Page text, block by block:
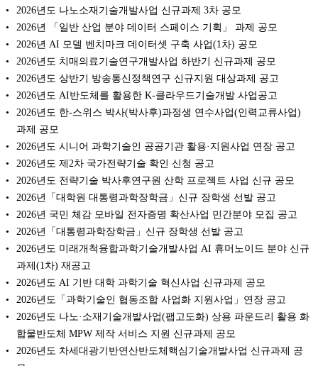
2026년도 나노소재기술개발사업 신규과제 3차 공모
2026년 「일반 산업 분야 데이터 스페이스 기획」 과제 공모
2026년 AI 모델 벤치마크 데이터셋 구축 사업(1차) 공모
2026년도 치매의료기술연구개발사업 하반기 신규과제 공모
2026년도 상반기 방송통신정책연구 신규지원 대상과제 공고
2026년도 AI반도체를 활용한 K-클라우드기술개발 사업공고
2026년도 한-스위스 박사(박사후)과정생 연수사업(인력교류사업)
과제 공모
2026년도 시니어 과학기술인 공공기관 활용·지원사업 연장 공고
2026년도 제2차 국가전략기술 확인 신청 공고
2026년도 전략기술 박사후연구원 산학 프로젝트 사업 신규 공모
2026년「대학원 대통령과학장학금」신규 장학생 선발 공고
2026년 국민 체감 모바일 전자증명 확산사업 민간분야 모집 공고
2026년「대통령과학장학금」신규 장학생 선발 공고
2026년도 미래개척융합과학기술개발사업 AI 휴머노이드 분야 신규
과제(1차) 재공고
2026년도 AI 기반 대학 과학기술 혁신사업 신규과제 공모
2026년도「과학기술인 협동조합 사업화 지원사업」연장 공고
2026년도 나노·소재기술개발사업(팹고도화) 상용 파운드리 활용 화
합물반도체 MPW 제작 서비스 지원 신규과제 공모
2026년도 차세대광기반연산반도체핵심기술개발사업 신규과제 공